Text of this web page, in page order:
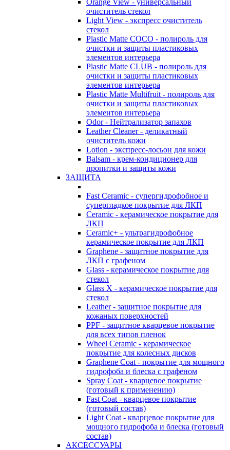
очиститель стекол
Light View - экспресс очиститель
стекол
Plastic Matte COCO - полироль для
очистки и защиты пластиковых
элементов интерьера
Plastic Matte CLUB - полироль для
очистки и защиты пластиковых
элементов интерьера
Plastic Matte Multifruit - полироль для
очистки и защиты пластиковых
элементов интерьера
Odor - Нейтрализатор запахов
Leather Cleaner - деликатный
очиститель кожи
Lotion - экспресс-лосьон для кожи
Balsam - крем-кондиционер для
пропитки и защиты кожи
ЗАЩИТА
Fast Ceramic - супергидрофобное и
супергладкое покрытие для ЛКП
Ceramic - керамическое покрытие для
ЛКП
Ceramic+ - ультрагидрофобное
керамическое покрытие для ЛКП
Graphene - защитное покрытие для
ЛКП с графеном
Glass - керамическое покрытие для
стекол
Glass X - керамическое покрытие для
стекол
Leather - защитное покрытие для
кожаных поверхностей
PPF - защитное кварцевое покрытие
для всех типов пленок
Wheel Ceramic - керамическое
покрытие для колесных дисков
Graphene Coat - покрытие для мощного
гидрофоба и блеска с графеном
Spray Coat - кварцевое покрытие
(готовый к применению)
Fast Coat - кварцевое покрытие
(готовый состав)
Light Coat - кварцевое покрытие для
мощного гидрофоба и блеска (готовый
состав)
АКСЕССУАРЫ